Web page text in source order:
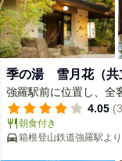
季の湯 雪月花（共
強羅駅前に位置し、全
泉かけ流しをお愉しめ
4.05
朝食付き
箱根登山鉄道強羅駅よ